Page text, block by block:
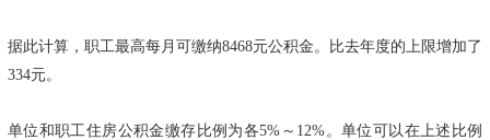
据此计算，职工最高每月可缴纳8468元公积金。比去年度的上限增加了
334元。
单位和职工住房公积金缴存比例为各5%～12%。单位可以在上述比例